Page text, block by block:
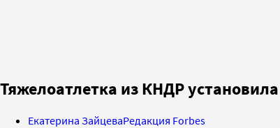
Тяжелоатлетка из КНДР
Екатерина ЗайцеваРедакция Forbes